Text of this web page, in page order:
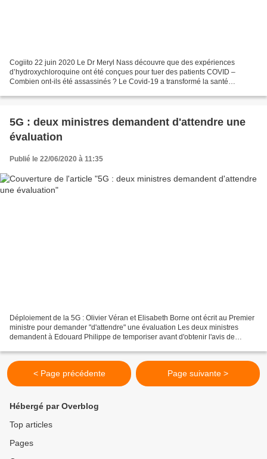
Cogiito 22 juin 2020 Le Dr Meryl Nass découvre que des expériences
d’hydroxychloroquine ont été conçues pour tuer des patients COVID –
Combien ont-ils été assassinés ? Le Covid-19 a transformé la santé
5G : deux ministres demandent d'attendre une
évaluation
Publié le 22/06/2020 à 11:35
Déploiement de la 5G : Olivier Véran et Elisabeth Borne ont écrit au Premier
ministre pour demander "d'attendre" une évaluation Les deux ministres
demandent à Edouard Philippe de temporiser avant d'obtenir l'avis de
< Page précédente Page suivante >
Hébergé par Overblog
Top articles
Pages